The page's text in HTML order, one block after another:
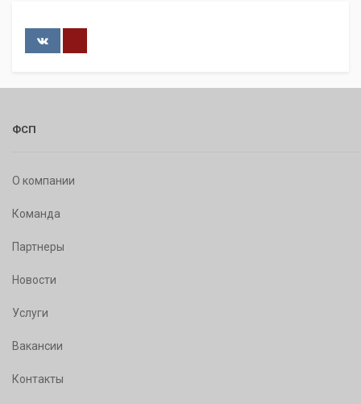
ФСП
О компании
Команда
Партнеры
Новости
Услуги
Вакансии
Контакты